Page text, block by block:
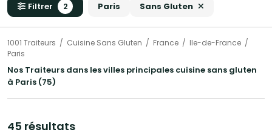
Filtrer 2 Paris Sans Gluten
1001 Traiteurs Cuisine Sans Gluten France
Ile-de-France
Paris
Nos Traiteurs dans les villes principales cuisine sans gluten
à Paris (75)
45 résultats